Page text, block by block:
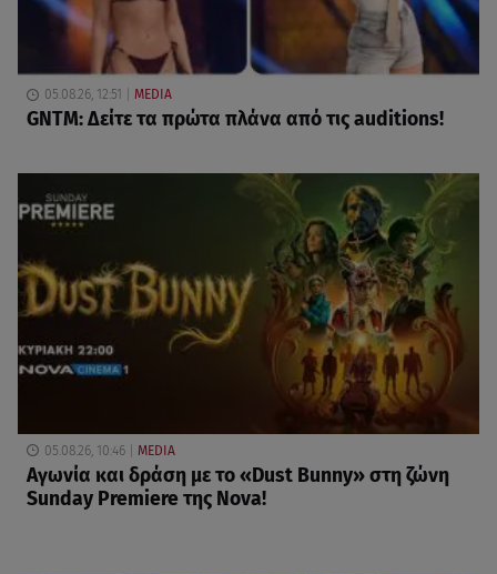
05.08.26, 12:51 MEDIA
GNTM: Δείτε τα πρώτα πλάνα από τις auditions!
05.08.26, 10:46 MEDIA
Αγωνία και δράση με το «Dust Bunny» στη ζώνη
Sunday Premiere της Nova!